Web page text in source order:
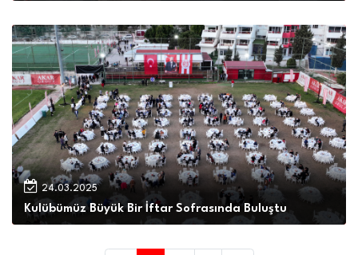
24.03.2025
Kulübümüz Büyük Bir İftar Sofrasında Buluştu